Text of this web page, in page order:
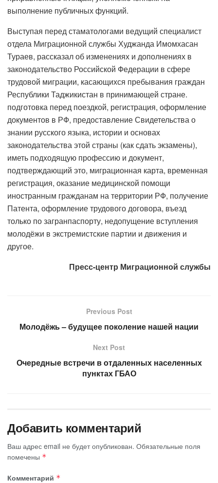
выполнение публичных функций.
Выступая перед стаматологами ведущий специалист
отдела Миграционной службы Худжанда Имомхасан
Тураев, рассказал об изменениях и дополнениях в
законодательство Российской Федерации в сфере
трудовой миграции, касающихся пребывания граждан
Республики Таджикистан в принимающей стране.
подготовка перед поездкой, регистрация, оформление
документов в РФ, предоставление Свидетельства о
знании русского языка, истории и основах
законодательства этой страны (как сдать экзамены),
иметь подходящую профессию и документ,
подтверждающий это, миграционная карта, временная
регистрация, оказание медицинской помощи
иностранным гражданам на территории РФ, получение
Патента, оформление трудового договора, въезд
только по загранпаспорту, недопущение вступления
молодёжи в экстремистские партии и движения и
другое.
Пресс-центр Миграционной службы
Previous Post
Молодёжь – будущее поколение нашей нации
Next Post
Очередные встречи в отдаленных населенных
пунктах ГБАО
Добавить комментарий
Ваш адрес email не будет опубликован. Обязательные поля
помечены *
Комментарий *